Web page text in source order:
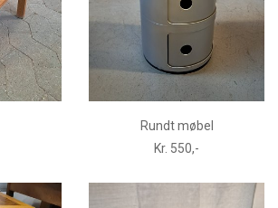
Rundt møbel
Kr. 550,-